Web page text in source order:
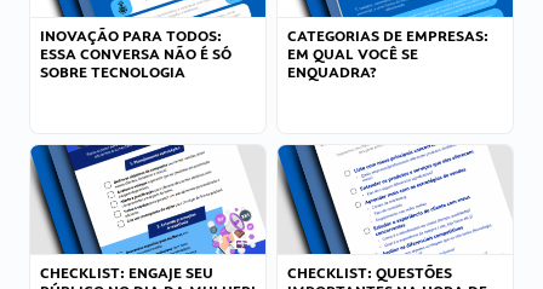
INOVAÇÃO PARA TODOS:
ESSA CONVERSA NÃO É SÓ
SOBRE TECNOLOGIA
CATEGORIAS DE EMPRESAS:
EM QUAL VOCÊ SE
ENQUADRA?
CHECKLIST: ENGAJE SEU
CHECKLIST: QUESTÕES